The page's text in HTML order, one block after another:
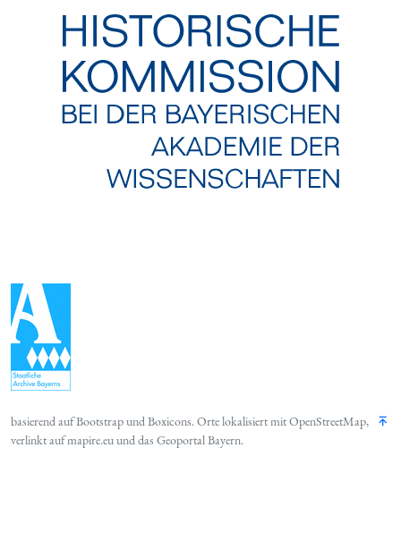
basierend aufBootstrapundBoxicons. Orte lokalisiert mitOpenStreetMap,
verlinkt aufmapire.euund das Geoportal Bayern.